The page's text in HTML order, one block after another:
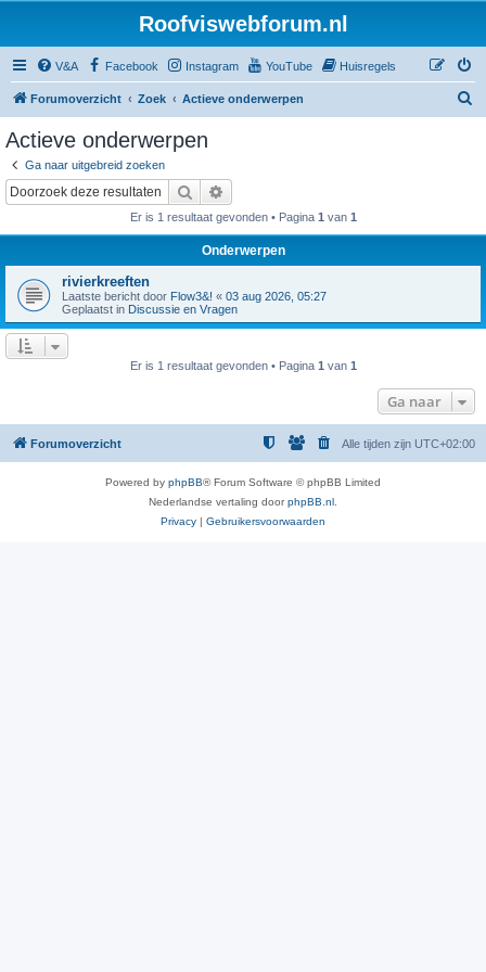
Roofviswebforum.nl
V&A Facebook Instagram YouTube Huisregels
Forumoverzicht Zoek Actieve onderwerpen
Actieve onderwerpen
Ga naar uitgebreid zoeken
Zoek
Er is 1 resultaat gevonden • Pagina 1 van 1
Onderwerpen
rivierkreeften
Laatste bericht door Flow3&! « 03 aug 2026, 05:27
Geplaatst in Discussie en Vragen
Er is 1 resultaat gevonden • Pagina 1 van 1
Ga naar
Forumoverzicht Alle tijden zijn UTC+02:00
Powered by phpBB® Forum Software © phpBB Limited
Nederlandse vertaling doorphpBB.nl
Privacy | Gebruikersvoorwaarden